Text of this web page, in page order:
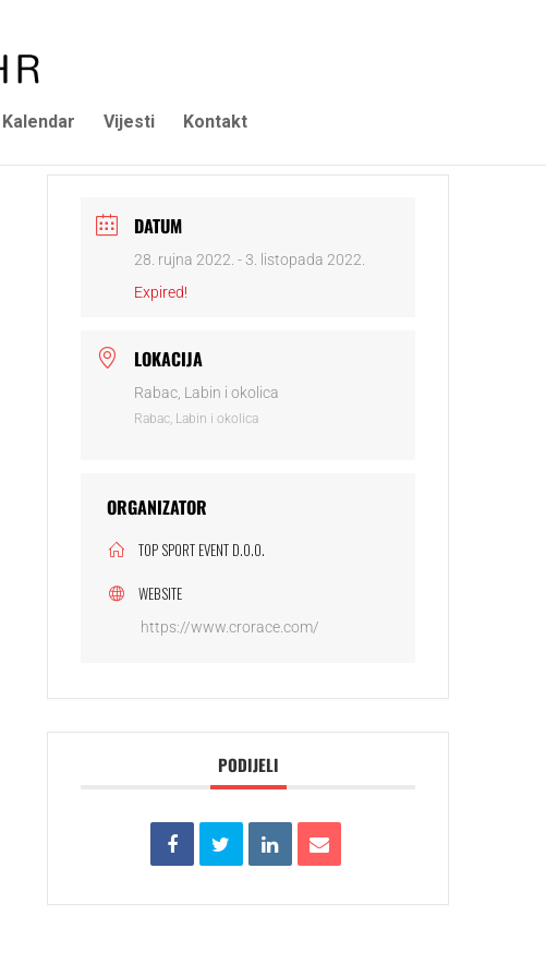
Kalendar Vijesti Kontakt
DATUM
28. rujna 2022. - 3. listopada 2022.
Expired!
LOKACIJA
Rabac, Labin i okolica
Rabac, Labin i okolica
ORGANIZATOR
TOP SPORT EVENT D.O.O.
WEBSITE
https://www.crorace.com/
PODIJELI